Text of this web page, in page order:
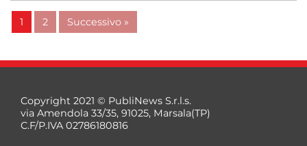
1 2 Successivo »
Copyright 2021 © PubliNews S.r.l.s.
via Amendola 33/35, 91025, Marsala(TP)
C.F/P.IVA 02786180816